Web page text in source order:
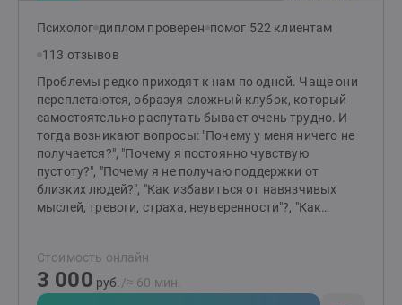
собственной жизни. "Если бы не твоя боль, что бы ты
Психолог диплом проверен помог 522 клиентам
113 отзывов
Проблемы редко приходят к нам по одной. Чаще они
переплетаются, образуя сложный клубок, который
самостоятельно распутать бывает очень трудно. И
тогда возникают вопросы: "Почему у меня ничего не
получается?", "Почему я постоянно чувствую
пустоту?", "Почему я не получаю поддержки от
близких людей?", "Как избавиться от навязчивых
мыслей, тревоги, страха, неуверенности"?, "Как
клубок, найти причину "негативных сценариев",
научиться понимать себя и свои состояния,
выстраивать здоровые отношения с близкими
Стоимость онлайн
3 000 руб. /≈ 60 мин.